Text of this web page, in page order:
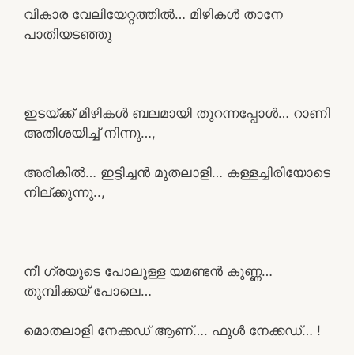
വികാര വേലിയേറ്റത്തിൽ… മിഴികൾ താനേ
പാതിയടഞ്ഞു
ഇടയ്ക്ക് മിഴികൾ ബലമായി തുറന്നപ്പോൾ… റാണി
അതിശയിച്ച് നിന്നു…,
അരികിൽ… ഇട്ടിച്ചൻ മുതലാളി… കള്ളച്ചിരിയോടെ
നില്ക്കുന്നു..,
നീ ഗ്രയുടെ പോലുള്ള യമണ്ടൻ കുണ്ണ…
തുമ്പിക്കയ് പോലെ…
മൊതലാളി നേക്കഡ് ആണ്…. ഫുൾ നേക്കഡ്… !